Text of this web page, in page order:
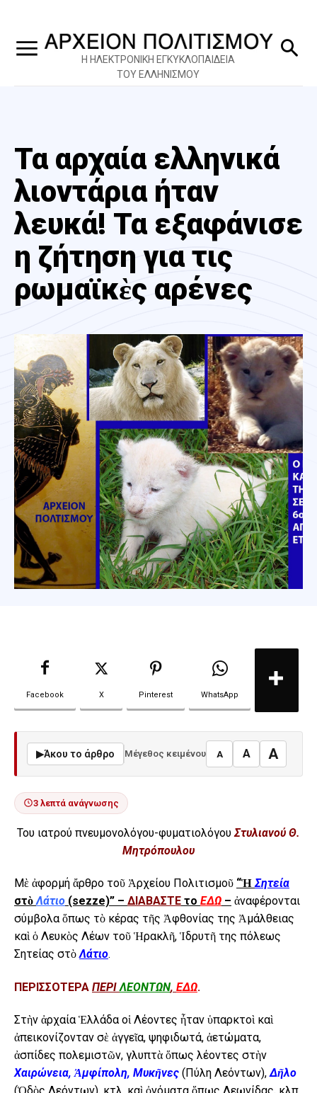
Η ΗΛΕΚΤΡΟΝΙΚΗ ΕΓΚΥΚΛΟΠΑΙΔΕΙΑ
ΤΟΥ ΕΛΛΗΝΙΣΜΟΥ
Τα αρχαία ελληνικά
λιοντάρια ήταν
λευκά! Τα εξαφάνισε
η ζήτηση για τις
ρωμαϊκὲς αρένες
Facebook X Pinterest WhatsApp
▶Άκου το άρθρο Μέγεθος κειμένου A A A
3 λεπτά ανάγνωσης
Του ιατρού πνευμονολόγου-φυματιολόγου Στυλιανού Θ.
Μητρόπουλου
Μὲ ἀφορμή ἄρθρο τοῦ Ἀρχείου Πολιτισμοῦ “ἩΣητεία
στὸΛάτιο (sezze)” – ΔΙΑΒΑΣΤΕ το ΕΔΩ – ἀναφέρονται
σύμβολα ὅπως τὸ κέρας τῆς Ἀφθονίας της Ἀμάλθειας
καὶ ὁ Λευκὸς Λέων τοῦ Ἡρακλῆ, Ἱδρυτῆ της πόλεως
Σητείας στὸΛάτιο.
ΠΕΡΙΣΣΟΤΕΡΑ ΠΕΡΙ ΛΕΟΝΤΩΝ, ΕΔΩ.
Στὴν ἀρχαία Ἑλλάδα οἱ Λέοντες ἦταν ὑπαρκτοὶ καὶ
ἀπεικονίζονταν σὲ ἀγγεῖα, ψηφιδωτά, ἀετώματα,
ἀσπίδες πολεμιστῶν, γλυπτὰ ὅπως λέοντες στὴν
Χαιρώνεια, Ἀμφίπολη, Μυκῆνες (Πύλη Λεόντων),Δῆλο